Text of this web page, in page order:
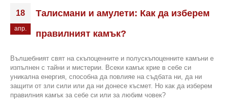
18
апр.
Талисмани и амулети: Как да изберем
правилният камък?
Вълшебният свят на скъпоценните и полускъпоценните камъни е
изпълнен с тайни и мистерии. Всеки камък крие в себе си
уникална енергия, способна да повлияе на съдбата ни, да ни
защити от зли сили или да ни донесе късмет. Но как да изберем
правилния камък за себе си или за любим човек?